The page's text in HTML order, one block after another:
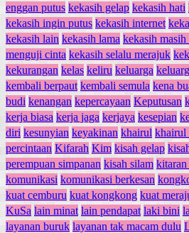
enggan putus kekasih gelap kekasih hati
kekasih ingin putus kekasih internet
kekasih lain kekasih lama kekasih masih
menguji cinta kekasih selalu merajuk
kekurangan kelas keliru keluarga
kembali berpaut kembali semula kena
budi kenangan kepercayaan Keputusan
kerja biasa kerja jaga kerjaya kesepian
diri kesunyian keyakinan khairul khairul
percintaan Kifarah Kim kisah gelap
perempuan simpanan kisah silam kitaran
komunikasi komunikasi berkesan
kuat cemburu kuat kongkong kuat
KuSa lain minat lain pendapat laki bini
layanan buruk layanan tak macam dulu